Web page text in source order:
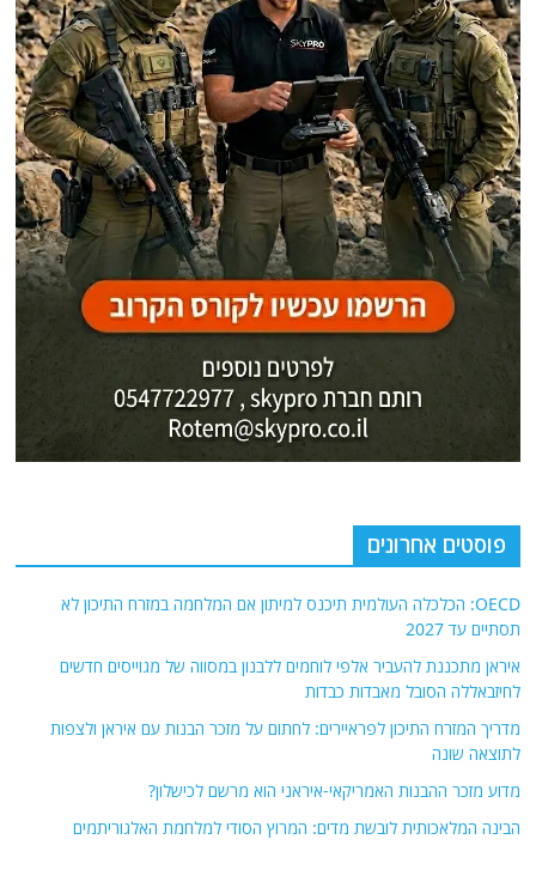
פוסטים אחרונים
OECD: הכלכלה העולמית תיכנס למיתון אם המלחמה במזרח התיכון לא
תסתיים עד 2027
איראן מתכננת להעביר אלפי לוחמים ללבנון במסווה של מגוייסים חדשים
לחיזבאללה הסובל מאבדות כבדות
מדריך המזרח התיכון לפראיירים: לחתום על מזכר הבנות עם איראן ולצפות
לתוצאה שונה
מדוע מזכר ההבנות האמריקאי-איראני הוא מרשם לכישלון?
הבינה המלאכותית לובשת מדים: המרוץ הסודי למלחמת האלגוריתמים